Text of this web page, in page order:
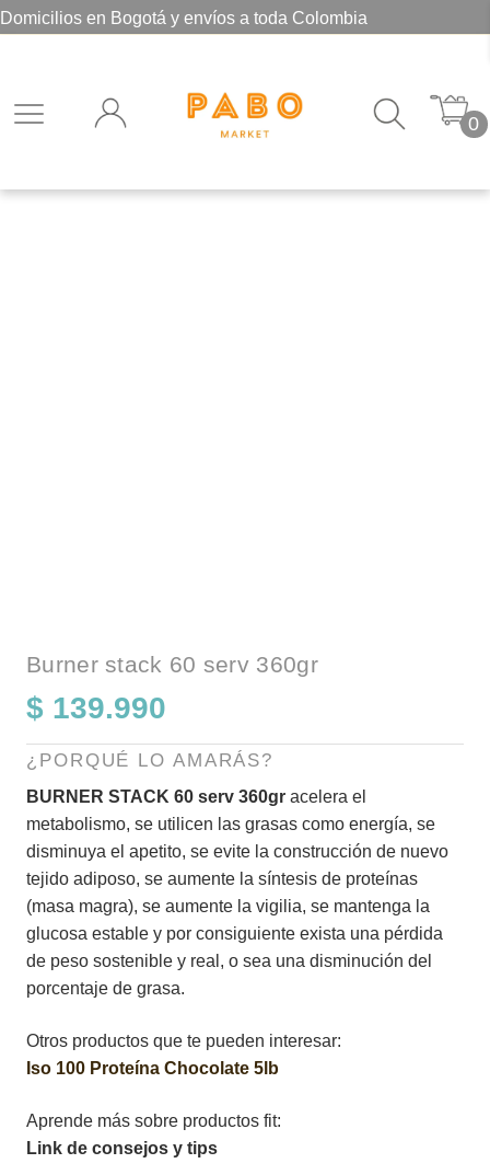
Domicilios en Bogotá y envíos a toda Colombia
0
Burner stack 60 serv 360gr
$ 139.990
¿PORQUÉ LO AMARÁS?
BURNER STACK 60 serv 360gr acelera el
metabolismo, se utilicen las grasas como energía, se
disminuya el apetito, se evite la construcción de nuevo
tejido adiposo, se aumente la síntesis de proteínas
(masa magra), se aumente la vigilia, se mantenga la
glucosa estable y por consiguiente exista una pérdida
de peso sostenible y real, o sea una disminución del
porcentaje de grasa.
Otros productos que te pueden interesar:
Iso 100 Proteína Chocolate 5lb
Aprende más sobre productos fit:
Link de consejos y tips